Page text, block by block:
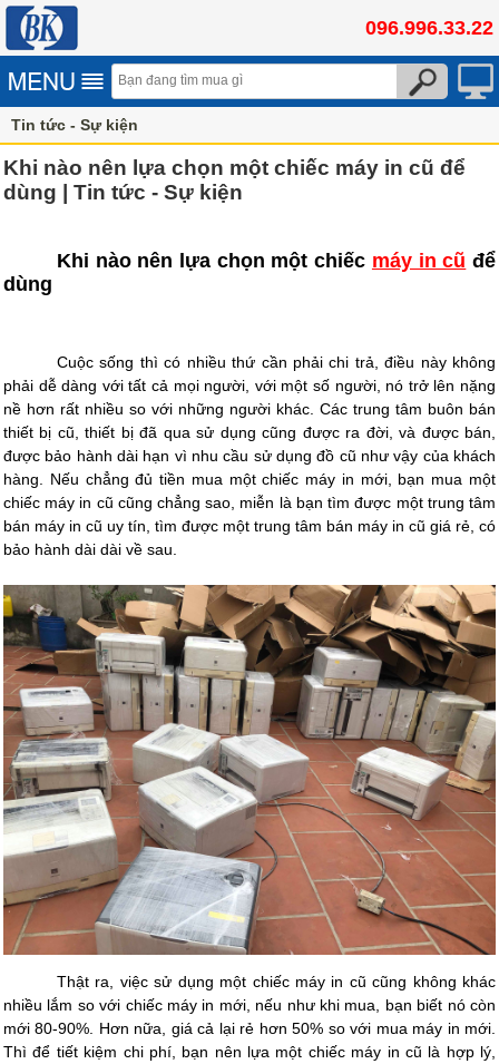
096.996.33.22
Tin tức - Sự kiện
Khi nào nên lựa chọn một chiếc máy in cũ để
dùng | Tin tức - Sự kiện
Khi nào nên lựa chọn một chiếc máy in cũ để
dùng
Cuộc sống thì có nhiều thứ cần phải chi trả, điều này không
phải dễ dàng với tất cả mọi người, với một số người, nó trở lên nặng
nề hơn rất nhiều so với những người khác. Các trung tâm buôn bán
thiết bị cũ, thiết bị đã qua sử dụng cũng được ra đời, và được bán,
được bảo hành dài hạn vì nhu cầu sử dụng đồ cũ như vậy của khách
hàng. Nếu chẳng đủ tiền mua một chiếc máy in mới, bạn mua một
chiếc máy in cũ cũng chẳng sao, miễn là bạn tìm được một trung tâm
bán máy in cũ uy tín, tìm được một trung tâm bán máy in cũ giá rẻ, có
bảo hành dài dài về sau.
Thật ra, việc sử dụng một chiếc máy in cũ cũng không khác
nhiều lắm so với chiếc máy in mới, nếu như khi mua, bạn biết nó còn
mới 80-90%. Hơn nữa, giá cả lại rẻ hơn 50% so với mua máy in mới.
Thì để tiết kiệm chi phí, bạn nên lựa một chiếc máy in cũ là hợp lý,